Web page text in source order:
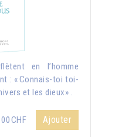
en l’homme
: « Connais-toi toi-
et les dieux» .
Ajouter